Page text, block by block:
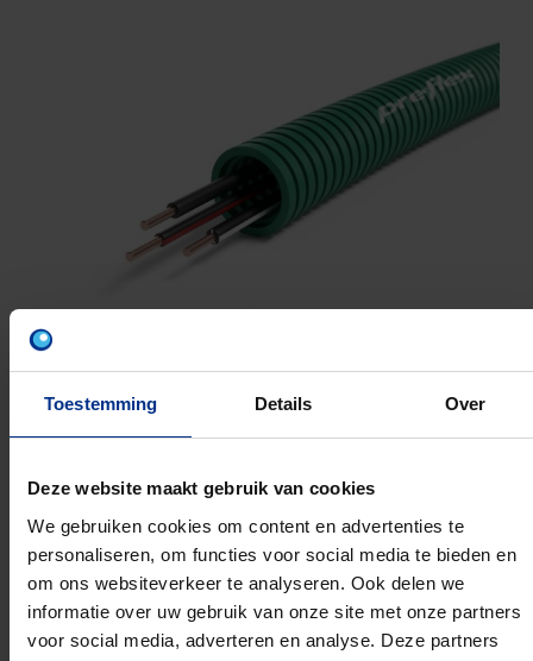
Toestemming Details Over
Deze website maakt gebruik van cookies
We gebruiken cookies om content en advertenties te
personaliseren, om functies voor social media te bieden en
om ons websiteverkeer te analyseren. Ook delen we
informatie over uw gebruik van onze site met onze partners
voor social media, adverteren en analyse. Deze partners
Z1U 3X1.5 ZW ZW/RO ZW/WI
16MM 100M
Artikelnummer: 1234000582
EAN: 5420056262255